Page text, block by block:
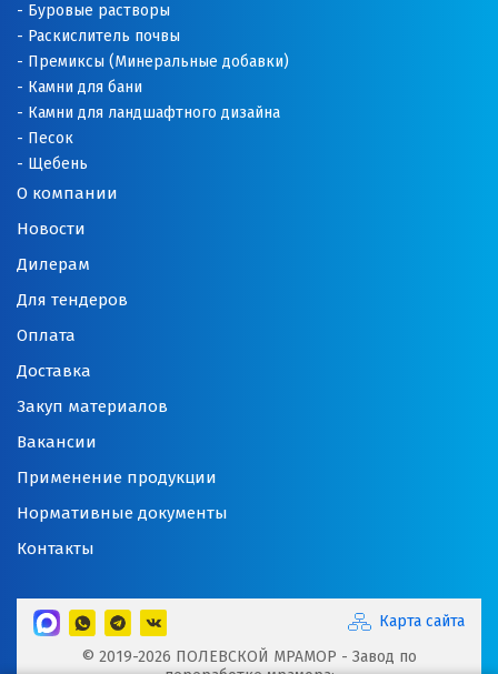
О компании
Новости
Дилерам
Для тендеров
Оплата
Доставка
Закуп материалов
Вакансии
Применение продукции
Нормативные документы
Контакты
Буровые растворы
Раскислитель почвы
Премиксы (Минеральные добавки)
Камни для бани
Камни для ландшафтного дизайна
Песок
Щебень
Карта сайта
© 2019-2026 ПОЛЕВСКОЙ МРАМОР - Завод по